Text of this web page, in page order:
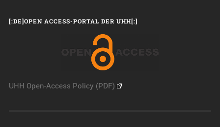
[:DE]OPEN ACCESS-PORTAL DER UHH[:]
UHH Open-Access Policy (PDF)